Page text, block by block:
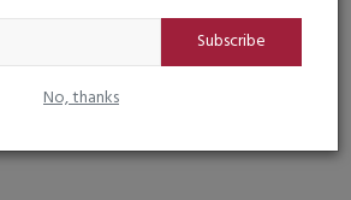
Subscribe
No, thanks